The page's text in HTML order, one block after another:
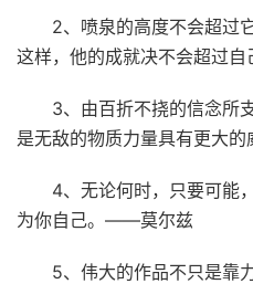
2、喷泉的高度不会超过
这样，他的成就决不会超过
3、由百折不挠的信念所
是无敌的物质力量具有更大
4、无论何时，只要可能
为你自己。——莫尔兹
5、伟大的作品不只是靠